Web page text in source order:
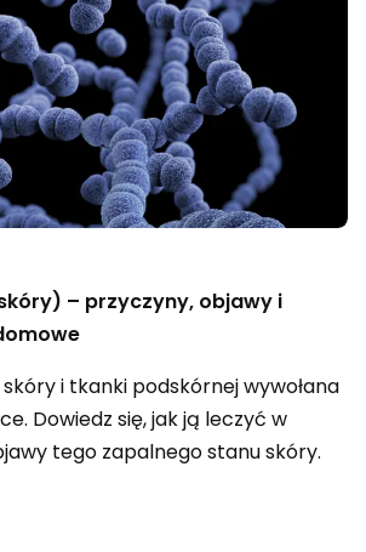
u mężczyzn oraz jak odróżnić
od kamieni.
– przyczyny, objawy i
i tkanki podskórnej wywołana
Dowiedz się, jak ją leczyć w
tego zapalnego stanu skóry.